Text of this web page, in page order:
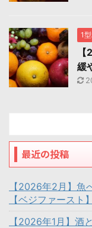
1
緩
最近の投稿
【2026年2月】魚
【ベジファースト】
【2026年1月】酒